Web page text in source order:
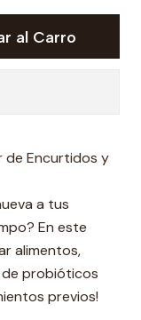
al Carro
de Encurtidos y
a tus
En este
alimentos,
probióticos
previos!